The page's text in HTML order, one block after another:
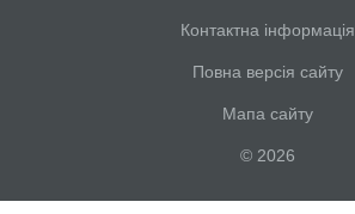
Контактна інформація
Повна версія сайту
Мапа сайту
© 2026